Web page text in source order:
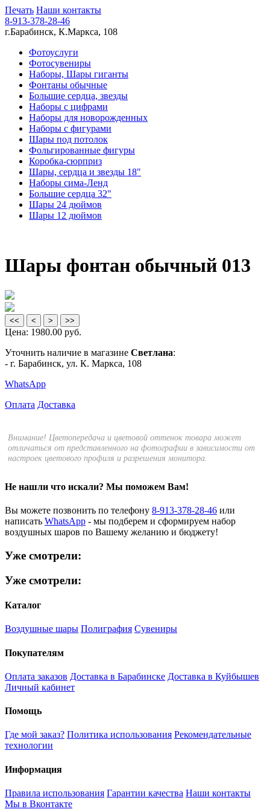
Печать Наши контакты
8-913-378-28-46
г.Барабинск, К.Маркса, 108
Фотоуслуги
Фотосувениры
Наборы, Шары гиганты
Фонтаны обычные
Большие сердца, звезды
Наборы с цифрами
Наборы для новорожденных
Наборы с фигурами
Шары под потолок
Фольгированные фигуры
Коробка-сюрприз
Шары, сердца и звезды 18"
Наборы сима-Ленд
Большие сердца 32"
Шары 24 дюймов
Шары 12 дюймов
Шары фонтан обычный 013
<< < > >>
Цена: 1980.00 руб.
Уточнить наличие в магазине Светлана:
- г. Барабинск, ул. К. Маркса, 108
WhatsApp
Оплата Доставка
Внимание! Цветопередача и цветовой оттенок товара может
отличаться от представленного на фотографии в зависимости от
настроек цветового профиля и разрешения монитора.
Не нашли что искали? Мы поможем Вам!
Вы можете позвонить по телефону 8-913-378-28-46 или
написать WhatsApp - мы подберем и сформируем набор
воздушных шаров по Вашему желанию и бюджету!
Уже смотрели:
Уже смотрели:
Каталог
Воздушные шары Полиграфия Сувениры
Покупателям
Оплата заказов Доставка в Барабинске Доставка в Куйбышев
Личный кабинет
Помощь
Где мой заказ? Политика использования Рекомендательные
технологии
Информация
Правила использования Гарантии качества Наши контакты
Мы в Вконтакте